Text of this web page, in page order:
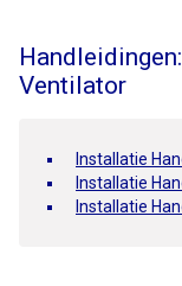
Ventilator
Installatie
Installatie
Installatie